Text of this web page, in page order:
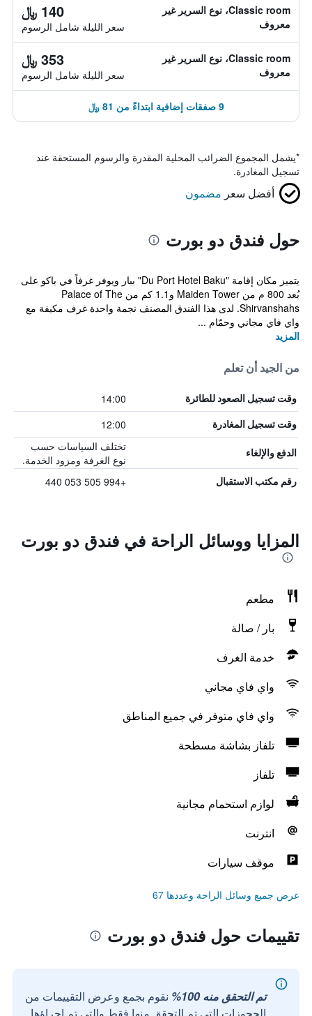
Classic room، نوع السرير غير
معروف
140 ﷼
سعر الليلة شامل الرسوم
Classic room، نوع السرير غير
معروف
353 ﷼
سعر الليلة شامل الرسوم
9 صفقات إضافية ابتداءً من 81 ﷼
*يشمل المجموع الضرائب المحلية المقدرة والرسوم المستحقة عند
تسجيل المغادرة.
أفضل سعر مضمون
حول فندق دو بورت
يتميز مكان إقامة "Du Port Hotel Baku" ببار ويوفر غرفاً في باكو على
بُعد 800 م من Maiden Tower و1.1 كم من Palace of The
Shirvanshahs. لدى هذا الفندق المصنف نجمة واحدة غرف مكيفة مع
واي فاي مجاني وحمّام ...
المزيد
من الجيد أن تعلم
وقت تسجيل الصعود للطائرة 14:00
وقت تسجيل المغادرة 12:00
الدفع والإلغاء
تختلف السياسات حسب
نوع الغرفة ومزود الخدمة.
رقم مكتب الاستقبال +994 505 053 440
المزايا ووسائل الراحة في فندق دو بورت
مطعم
بار / صالة
خدمة الغرف
واي فاي مجاني
واي فاي متوفر في جميع المناطق
تلفاز بشاشة مسطحة
تلفاز
لوازم استحمام مجانية
انترنت
موقف سيارات
عرض جميع وسائل الراحة وعددها 67
تقييمات حول فندق دو بورت
تم التحقق منه 100%
نقوم بجمع وعرض التقييمات من